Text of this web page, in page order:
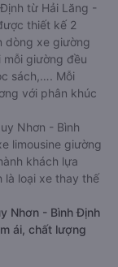
từ Hải Lăng -
thiết kế 2
dòng xe giường
mỗi giường đều
sách,…. Mỗi
với phân khúc
Nhơn - Bình
limousine giường
khách lựa
là loại xe thay thế
Nhơn - Bình Định
ái, chất lượng